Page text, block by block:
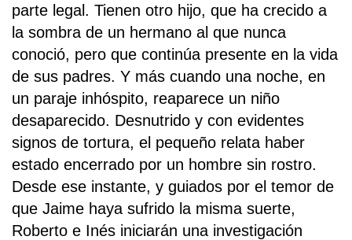
parte legal. Tienen otro hijo, que ha crecido a
la sombra de un hermano al que nunca
conoció, pero que continúa presente en la vida
de sus padres. Y más cuando una noche, en
un paraje inhóspito, reaparece un niño
desaparecido. Desnutrido y con evidentes
signos de tortura, el pequeño relata haber
estado encerrado por un hombre sin rostro.
Desde ese instante, y guiados por el temor de
que Jaime haya sufrido la misma suerte,
Roberto e Inés iniciarán una investigación